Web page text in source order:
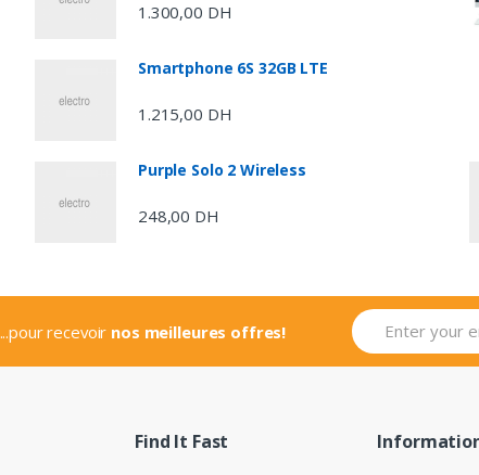
1.300,00 DH
Smartphone 6S 32GB LTE
1.215,00 DH
Purple Solo 2 Wireless
248,00 DH
...pour recevoir nos meilleures offres!
Find It Fast